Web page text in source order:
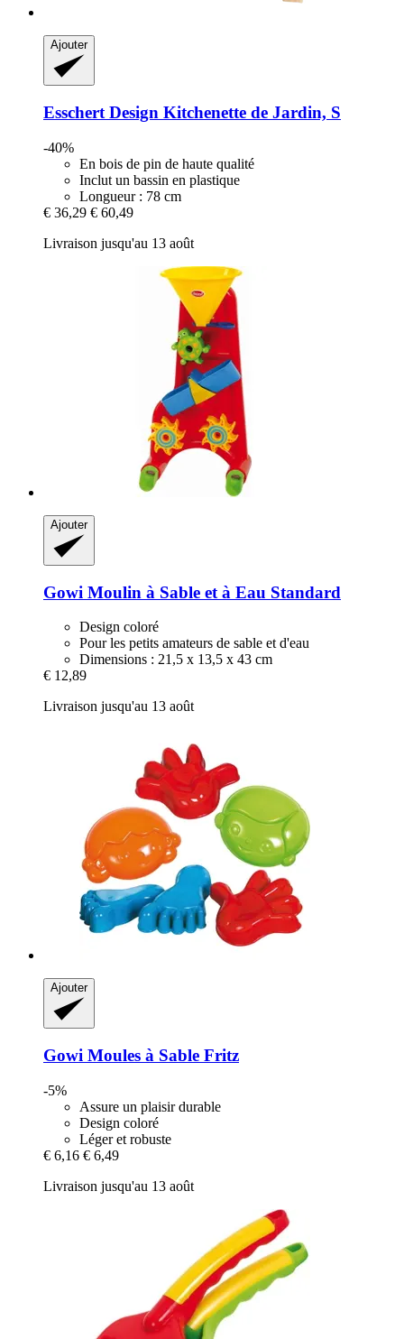
Ajouter
Esschert Design Kitchenette de Jardin, S
-40%
En bois de pin de haute qualité
Inclut un bassin en plastique
Longueur : 78 cm
€ 36,29 € 60,49
Livraison jusqu'au 13 août
Ajouter
Gowi Moulin à Sable et à Eau Standard
Design coloré
Pour les petits amateurs de sable et d'eau
Dimensions : 21,5 x 13,5 x 43 cm
€ 12,89
Livraison jusqu'au 13 août
Ajouter
Gowi Moules à Sable Fritz
-5%
Assure un plaisir durable
Design coloré
Léger et robuste
€ 6,16 € 6,49
Livraison jusqu'au 13 août